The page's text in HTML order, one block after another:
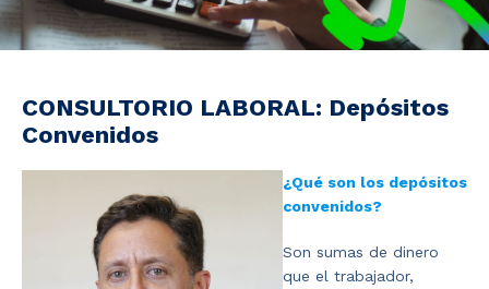
CONSULTORIO LABORAL: Depósitos
Convenidos
¿Qué son los depósitos
convenidos?
Son sumas de dinero
que el trabajador,